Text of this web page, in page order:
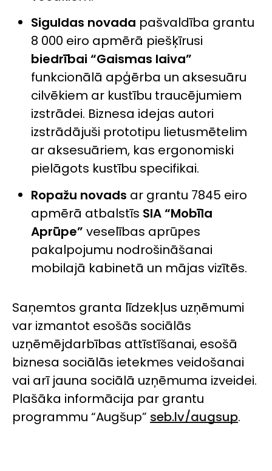
Siguldas novada pašvaldība grantu
8 000 eiro apmērā piešķīrusi
biedrībai “Gaismas laiva”
funkcionālā apģērba un aksesuāru
cilvēkiem ar kustību traucējumiem
izstrādei. Biznesa idejas autori
izstrādājuši prototipu lietusmētelim
ar aksesuāriem, kas ergonomiski
pielāgots kustību specifikai.
Ropažu novads ar grantu 7845 eiro
apmērā atbalstīs SIA“Mobīla
Aprūpe”veselības aprūpes
pakalpojumu nodrošināšanai
mobilajā kabinetā un mājas vizītēs.
Saņemtos granta līdzekļus uzņēmumi
var izmantot esošās sociālās
uzņēmējdarbības attīstīšanai, esošā
biznesa sociālās ietekmes veidošanai
vai arī jauna sociālā uzņēmuma izveidei.
Plašāka informācija par grantu
programmu “Augšup” seb.lv/augsup.